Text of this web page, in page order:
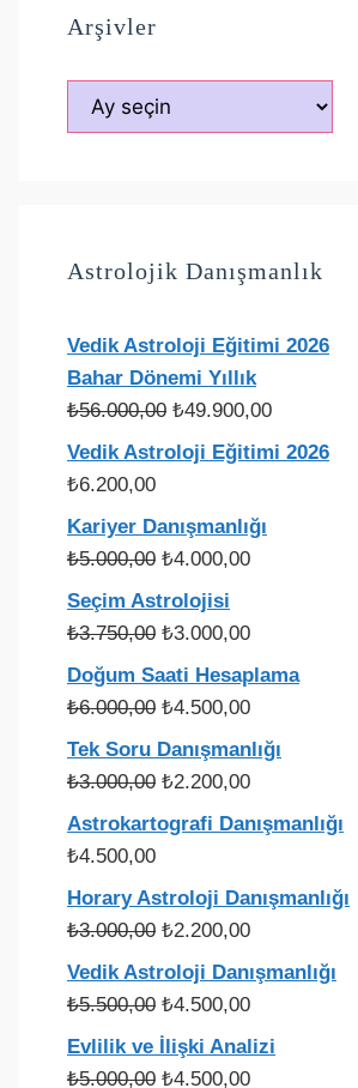
Arşivler
Arşivler
Astrolojik Danışmanlık
Vedik Astroloji Eğitimi 2026
Bahar Dönemi Yıllık
₺56.000,00 Orijinal
fiyat:
₺49.900,00Şu
andaki
Vedik Astroloji Eğitimi 2026
₺6.200,00
Kariyer Danışmanlığı
₺5.000,00 Orijinal
fiyat:
₺5.000,00.
₺4.000,00Şu
fiyat:
Seçim Astrolojisi
₺3.750,00 Orijinal
fiyat:
₺3.750,00.
₺3.000,00Şu
andaki
fiyat:
Doğum Saati Hesaplama
₺6.000,00 Orijinal
fiyat:
₺6.000,00.
₺4.500,00Şu
andaki
fiyat:
Tek Soru Danışmanlığı
₺3.000,00 Orijinal
fiyat:
₺2.200,00Şu
Astrokartografi Danışmanlığı
₺4.500,00
Horary Astroloji Danışmanlığı
₺3.000,00 Orijinal
fiyat:
₺3.000,00.
₺2.200,00Şu
fiyat:
Vedik Astroloji Danışmanlığı
₺5.500,00 Orijinal
fiyat:
₺5.500,00.
₺4.500,00Şu
andaki
fiyat:
Evlilik ve İlişki Analizi
₺5.000,00 Orijinal
₺4.500,00Şu